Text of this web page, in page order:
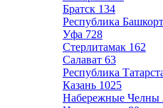
Братск 134
Республика
Уфа 728
Стерлитамак 162
Салават 63
Республика
Казань 1025
Набережные Челны